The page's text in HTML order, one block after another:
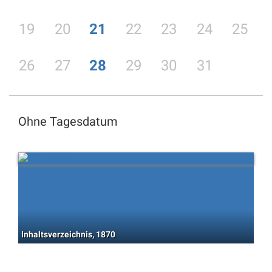
19 20 21 22 23 24 25
26 27 28 29 30 31
Ohne Tagesdatum
Inhaltsverzeichnis, 1870